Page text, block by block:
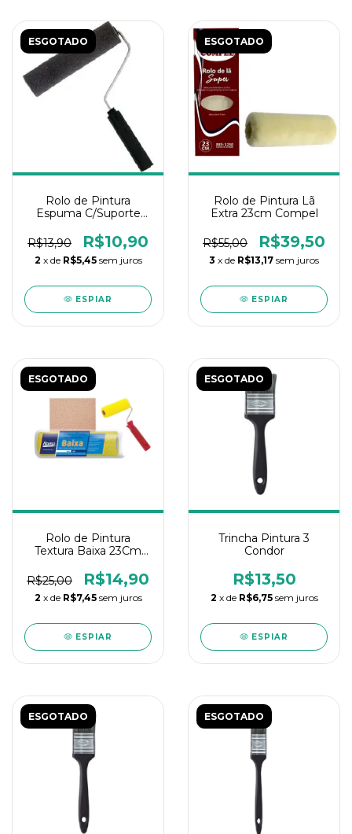
ESGOTADO
Rolo de Pintura
Espuma C/Suporte
R$13,90
R$10,90
2 x de R$5,45 sem juros
ESPIAR
ESGOTADO
Rolo de Pintura Lã
Extra 23cm Compel
R$55,00 R$39,50
3 x de R$13,17 sem juros
ESPIAR
ESGOTADO
Rolo de Pintura
Textura Baixa 23Cm
R$25,00
R$14,90
2 x de R$7,45 sem juros
ESPIAR
ESGOTADO
Trincha Pintura 3
Condor
R$13,50
2 x de R$6,75 sem juros
ESPIAR
ESGOTADO ESGOTADO